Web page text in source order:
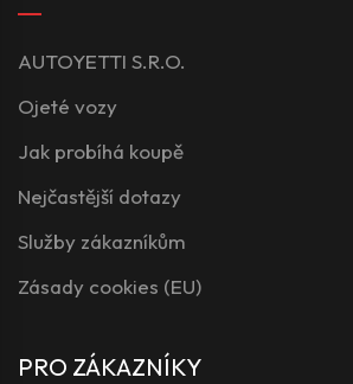
AUTOYETTI S.R.O.
Ojeté vozy
Jak probíhá koupě
Nejčastější dotazy
Služby zákazníkům
Zásady cookies (EU)
PRO ZÁKAZNÍKY